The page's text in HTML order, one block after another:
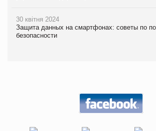
30 квітня 2024
Защита данных на смартфонах: советы по
безопасности